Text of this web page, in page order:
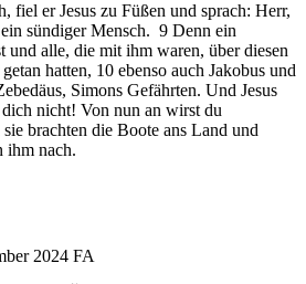
fiel er Jesus zu Füßen und sprach: Herr,
sündiger Mensch. 9 Denn ein
und alle, die mit ihm waren, über diesen
hatten, 10 ebenso auch Jakobus und
Simons Gefährten. Und Jesus
nicht! Von nun an wirst du
brachten die Boote ans Land und
ihm nach.
2024 FA